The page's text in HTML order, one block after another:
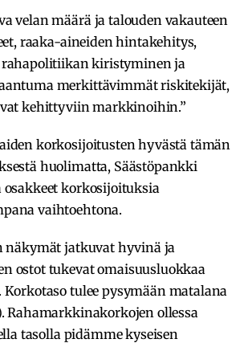
velan määrä ja talouden vakauteen
raaka-aineiden hintakehitys,
rahapolitiikan kiristyminen ja
merkittävimmät riskitekijät,
kehittyviin markkinoihin.”
korkosijoitusten hyvästä tämän
huolimatta, Säästöpankki
osakkeet korkosijoituksia
vaihtoehtona.
näkymät jatkuvat hyvinä ja
ostot tukevat omaisuusluokkaa
Korkotaso tulee pysymään matalana
Rahamarkkinakorkojen ollessa
tasolla pidämme kyseisen